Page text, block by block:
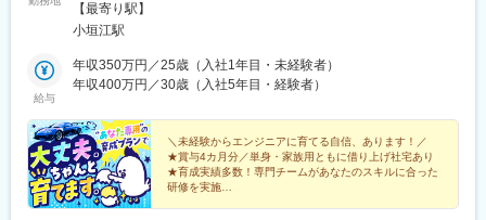
■本社：愛知県刈谷市小垣江町大津崎1-36※受動喫煙対策：屋内全
面禁煙＜配属先について＞本社での研修後は、愛知エリアのプロ
関西エリアで活躍することも可能で、異動については一方的では
なく本人との面談を経て進めています。～取引先メーカー工場・
（愛知、岐阜、三重、静岡）■関西（大阪、京都、兵庫、滋賀）
★U・Iターン歓迎（社宅制度・引越費用負担あり）
【最寄り駅】
小垣江駅
給与
年収350万円／25歳（入社1年目・未経験者）
年収400万円／30歳（入社5年目・経験者）
＼未経験からエンジニアに育てる自信、あります！／
★賞与4カ月分／単身・家族用ともに借り上げ社宅あり
★育成実績多数！専門チームがあなたのスキルに合った
研修を実施